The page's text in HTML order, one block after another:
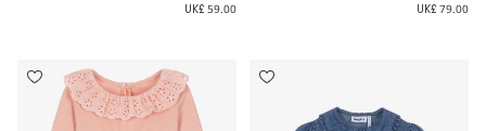
UK£ 79.00
UK£ 59.00